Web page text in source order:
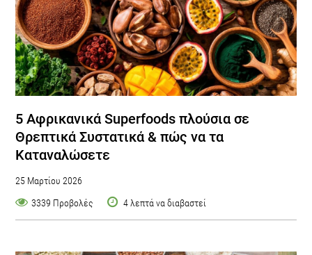
5 Αφρικανικά Superfoods πλούσια σε
Θρεπτικά Συστατικά & πώς να τα
Καταναλώσετε
25 Μαρτίου 2026
3339 Προβολές
4 λεπτά να διαβαστεί